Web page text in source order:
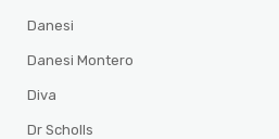
Danesi
Danesi Montero
Diva
Dr Scholls